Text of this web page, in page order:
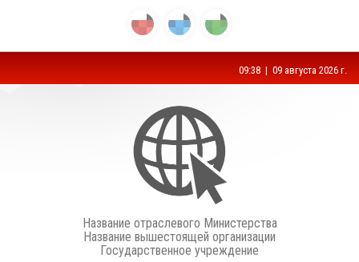
09:38 | 09 августа 2026 г.
Название отраслевого Министерства
Название вышестоящей организации
Государственное учреждение